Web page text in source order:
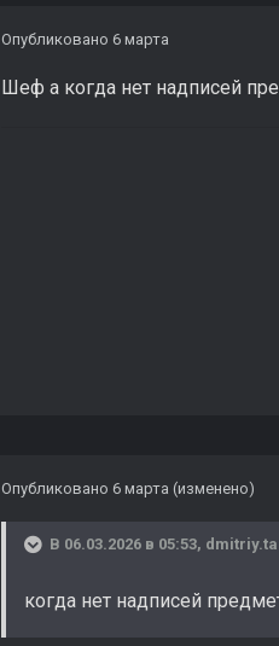
Опубликовано 6 марта
Шеф а когда нет надписей
Опубликовано 6 марта (изменено)
В 06.03.2026 в 05:53,
когда нет надписей